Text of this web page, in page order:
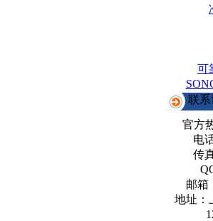
可
联
官方
电
传
邮箱
地址：